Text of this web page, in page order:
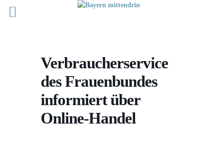
Verbraucherservice
des Frauenbundes
informiert über
Online-Handel